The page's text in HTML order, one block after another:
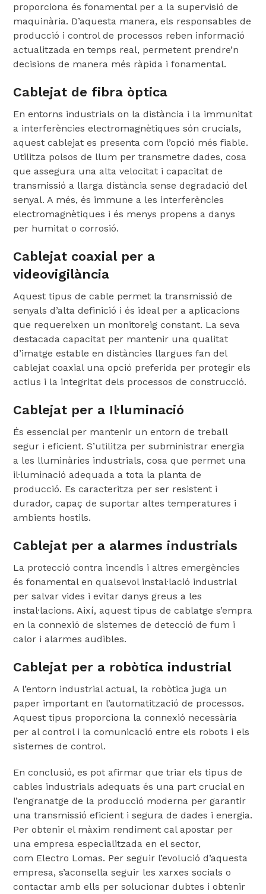
proporciona és fonamental per a la supervisió de
maquinària. D’aquesta manera, els responsables de
producció i control de processos reben informació
actualitzada en temps real, permetent prendre’n
decisions de manera més ràpida i fonamental.
Cablejat de fibra òptica
En entorns industrials on la distància i la immunitat
a interferències electromagnètiques són crucials,
aquest cablejat es presenta com l’opció més fiable.
Utilitza polsos de llum per transmetre dades, cosa
que assegura una alta velocitat i capacitat de
transmissió a llarga distància sense degradació del
senyal. A més, és immune a les interferències
electromagnètiques i és menys propens a danys
per humitat o corrosió.
Cablejat coaxial per a
videovigilància
Aquest tipus de cable permet la transmissió de
senyals d’alta definició i és ideal per a aplicacions
que requereixen un monitoreig constant. La seva
destacada capacitat per mantenir una qualitat
d’imatge estable en distàncies llargues fan del
cablejat coaxial una opció preferida per protegir els
actius i la integritat dels processos de construcció.
Cablejat per a Il·luminació
És essencial per mantenir un entorn de treball
segur i eficient. S’utilitza per subministrar energia
a les lluminàries industrials, cosa que permet una
il·luminació adequada a tota la planta de
producció. Es caracteritza per ser resistent i
durador, capaç de suportar altes temperatures i
ambients hostils.
Cablejat per a alarmes industrials
La protecció contra incendis i altres emergències
és fonamental en qualsevol instal·lació industrial
per salvar vides i evitar danys greus a les
instal·lacions. Així, aquest tipus de cablatge s’empra
en la connexió de sistemes de detecció de fum i
calor i alarmes audibles.
Cablejat per a robòtica industrial
A l’entorn industrial actual, la robòtica juga un
paper important en l’automatització de processos.
Aquest tipus proporciona la connexió necessària
per al control i la comunicació entre els robots i els
sistemes de control.
En conclusió, es pot afirmar que triar els tipus de
cables industrials adequats és una part crucial en
l’engranatge de la producció moderna per garantir
una transmissió eficient i segura de dades i energia.
Per obtenir el màxim rendiment cal apostar per
una empresa especialitzada en el sector,
com Electro Lomas. Per seguir l’evolució d’aquesta
empresa, s’aconsella seguir les xarxes socials o
contactar amb ells per solucionar dubtes i obtenir